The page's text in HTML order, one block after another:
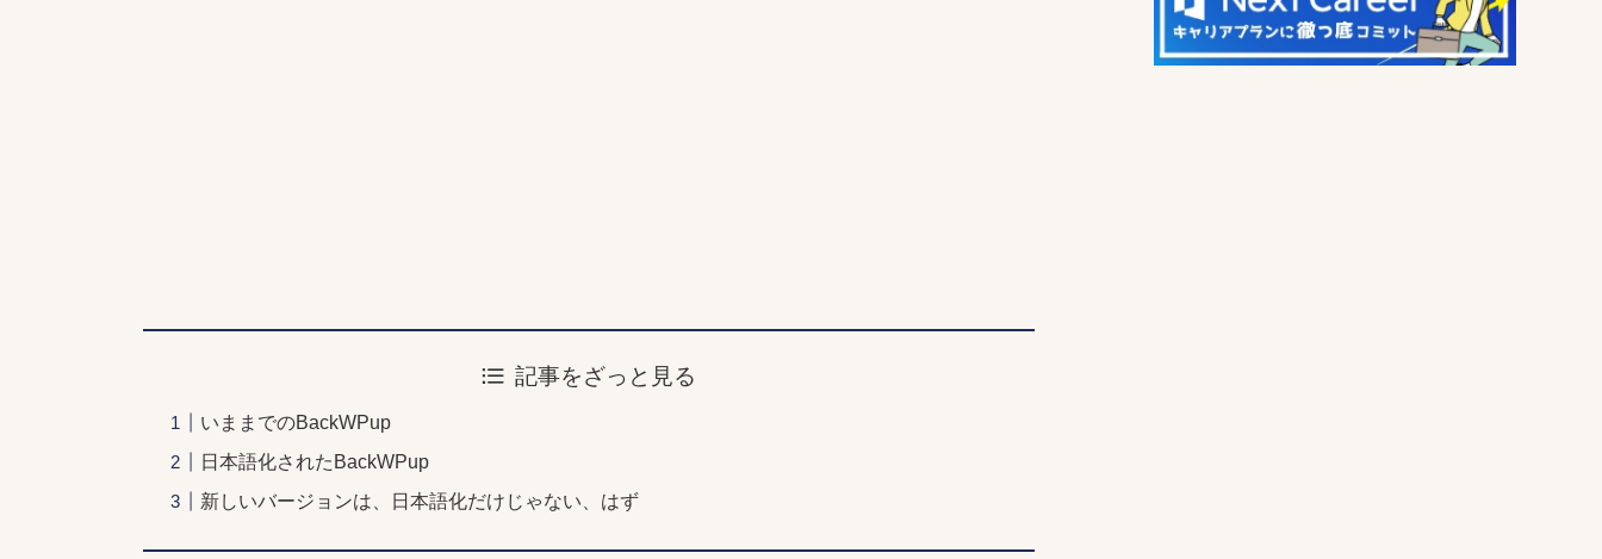
記事をざっと見る
いままでのBackWPup
日本語化されたBackWPup
新しいバージョンは、日本語化だけじゃない、はず